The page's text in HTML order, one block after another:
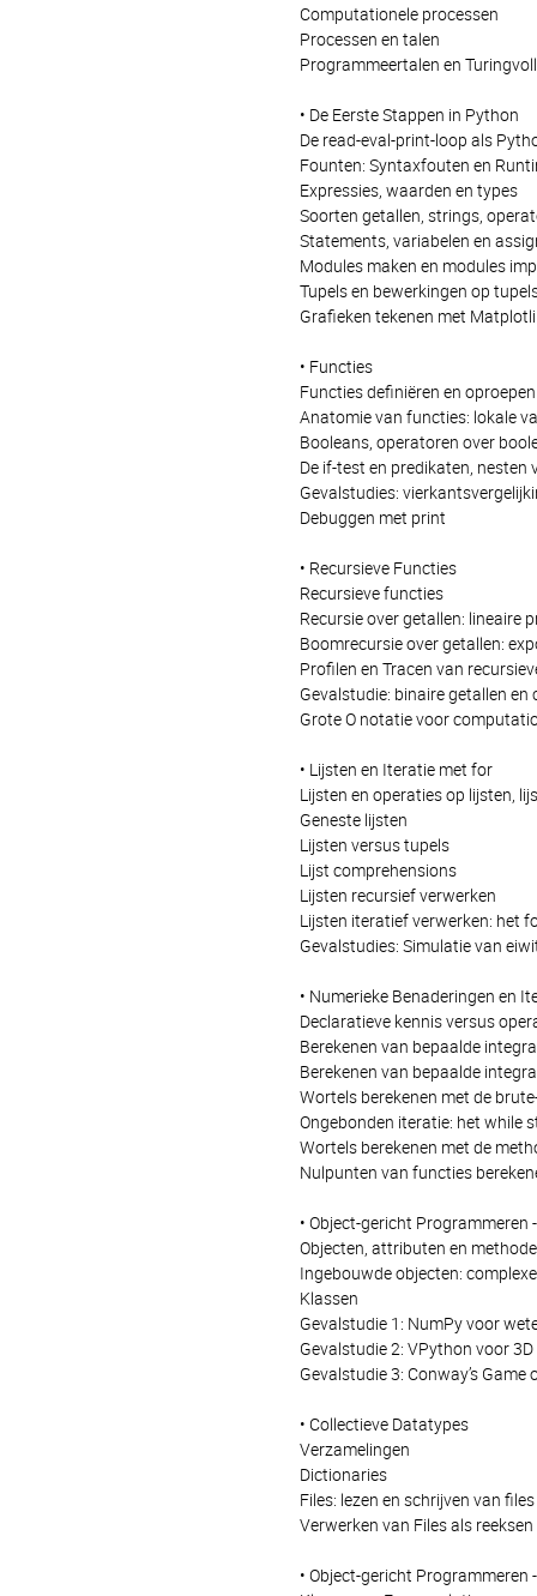
Computationele processen
Processen en talen
Programmeertalen en
• De Eerste Stappen in Python
De read-eval-print-loop als
Founten: Syntaxfouten en
Expressies, waarden en types
Soorten getallen, strings,
Statements, variabelen en
Modules maken en modules
Tupels en bewerkingen op
Grafieken tekenen met
• Functies
Functies definiëren en oproepen
Anatomie van functies: lokale
Booleans, operatoren over
De if-test en predikaten, nesten
Gevalstudies:
Debuggen met print
• Recursieve Functies
Recursieve functies
Recursie over getallen: lineaire
Boomrecursie over getallen:
Profilen en Tracen van
Gevalstudie: binaire getallen
Grote O notatie voor
• Lijsten en Iteratie met for
Lijsten en operaties op lijsten,
Geneste lijsten
Lijsten versus tupels
Lijst comprehensions
Lijsten recursief verwerken
Lijsten iteratief verwerken: het
Gevalstudies: Simulatie van
• Numerieke Benaderingen en
Declaratieve kennis versus
Berekenen van bepaalde
Berekenen van bepaalde
Wortels berekenen met de
Ongebonden iteratie: het while
Wortels berekenen met de
Nulpunten van functies
• Object-gericht Programmeren
Objecten, attributen en
Ingebouwde objecten:
Klassen
Gevalstudie 1: NumPy voor
Gevalstudie 2: VPython voor 3D
Gevalstudie 3: Conway’s Game
• Collectieve Datatypes
Verzamelingen
Dictionaries
Files: lezen en schrijven van files
Verwerken van Files als
• Object-gericht Programmeren